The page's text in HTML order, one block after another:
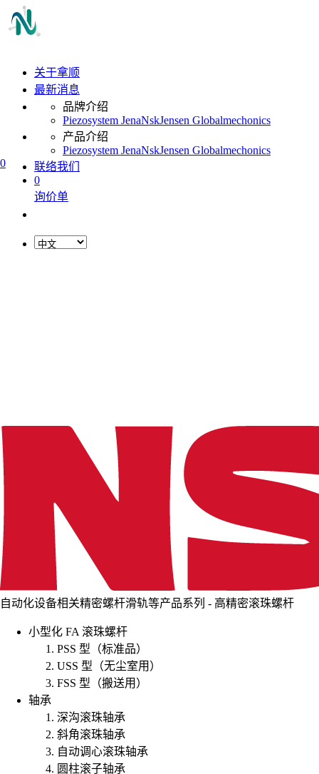
0
关于拿顺
最新消息
品牌介绍
Piezosystem JenaNskJensen Globalmechonics
产品介绍
Piezosystem JenaNskJensen Globalmechonics
联络我们
0
询价单
自动化设备相关精密螺杆滑轨等产品系列 - 高精密滚珠螺杆
小型化 FA 滚珠螺杆
PSS 型（标准品）
USS 型（无尘室用）
FSS 型（搬送用）
轴承
深沟滚珠轴承
斜角滚珠轴承
自动调心滚珠轴承
圆柱滚子轴承